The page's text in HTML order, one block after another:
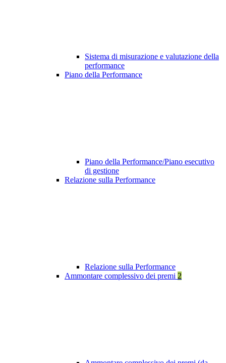
Sistema di misurazione e valutazione della
performance
Piano della Performance
Piano della Performance/Piano esecutivo
di gestione
Relazione sulla Performance
Relazione sulla Performance
Ammontare complessivo dei premi 2